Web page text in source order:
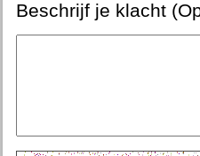
Beschrijf je klacht